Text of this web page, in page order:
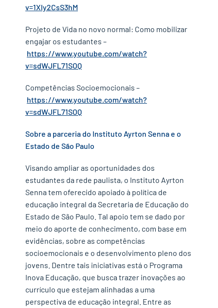
v=1Xly2CsS3hM
Projeto de Vida no novo normal: Como mobilizar
engajar os estudantes –
https://www.youtube.com/watch?
v=sdWJFL71SOQ
Competências Socioemocionais –
https://www.youtube.com/watch?
v=sdWJFL71SOQ
Sobre a parceria do Instituto Ayrton Senna e o
Estado de São Paulo
Visando ampliar as oportunidades dos
estudantes da rede paulista, o Instituto Ayrton
Senna tem oferecido apoiado à política de
educação integral da Secretaria de Educação do
Estado de São Paulo. Tal apoio tem se dado por
meio do aporte de conhecimento, com base em
evidências, sobre as competências
socioemocionais e o desenvolvimento pleno dos
jovens. Dentre tais iniciativas está o Programa
Inova Educação, que busca trazer inovações ao
currículo que estejam alinhadas a uma
perspectiva de educação integral. Entre as